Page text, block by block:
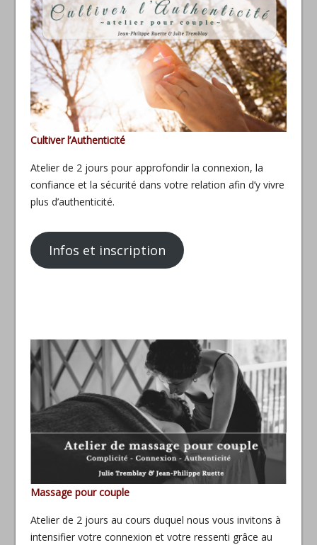
Cultiver l’Authenticité
Atelier de 2 jours pour approfondir la connexion, la
confiance et la sécurité dans votre relation afin d’y vivre
plus d’authenticité.
Infos et inscription
Massage pour couple
Atelier de 2 jours au cours duquel nous vous invitons à
intensifier votre connexion et votre ressenti grâce au